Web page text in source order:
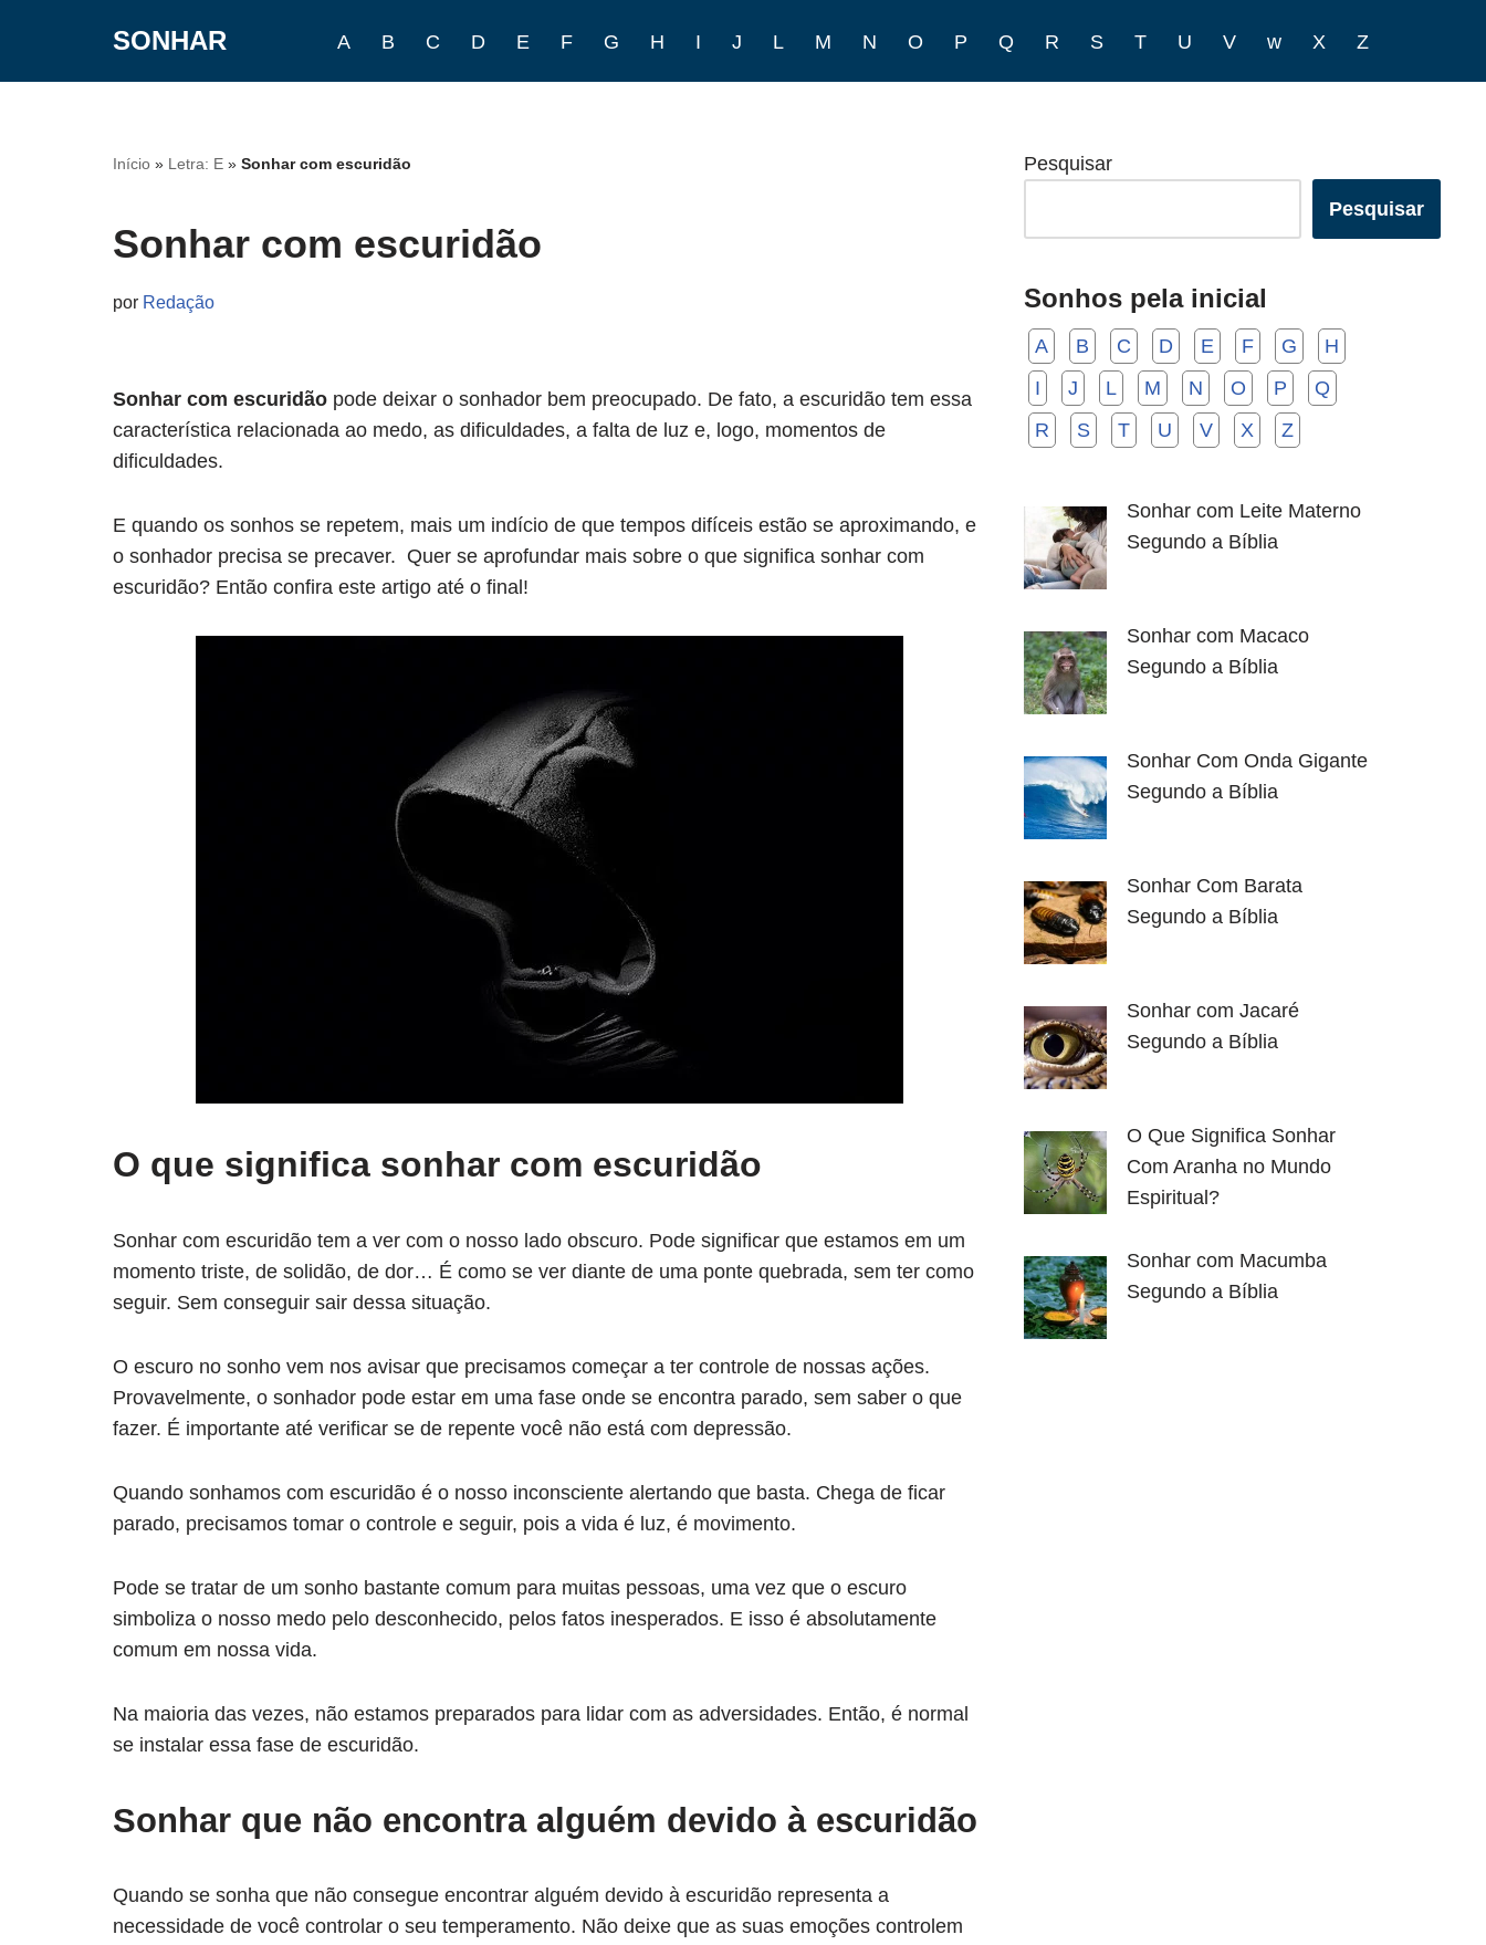
SONHAR A B C D E F G H I J L M N O P Q R S T U V w X Z
Início » Letra: E » Sonhar com escuridão
Sonhar com escuridão
por Redação
Sonhar com escuridão pode deixar o sonhador bem preocupado. De fato, a escuridão tem essa
característica relacionada ao medo, as dificuldades, a falta de luz e, logo, momentos de
dificuldades.
E quando os sonhos se repetem, mais um indício de que tempos difíceis estão se aproximando, e
o sonhador precisa se precaver. Quer se aprofundar mais sobre o que significa sonhar com
escuridão? Então confira este artigo até o final!
O que significa sonhar com escuridão
Sonhar com escuridão tem a ver com o nosso lado obscuro. Pode significar que estamos em um
momento triste, de solidão, de dor… É como se ver diante de uma ponte quebrada, sem ter como
seguir. Sem conseguir sair dessa situação.
O escuro no sonho vem nos avisar que precisamos começar a ter controle de nossas ações.
Provavelmente, o sonhador pode estar em uma fase onde se encontra parado, sem saber o que
fazer. É importante até verificar se de repente você não está com depressão.
Quando sonhamos com escuridão é o nosso inconsciente alertando que basta. Chega de ficar
parado, precisamos tomar o controle e seguir, pois a vida é luz, é movimento.
Pode se tratar de um sonho bastante comum para muitas pessoas, uma vez que o escuro
simboliza o nosso medo pelo desconhecido, pelos fatos inesperados. E isso é absolutamente
comum em nossa vida.
Na maioria das vezes, não estamos preparados para lidar com as adversidades. Então, é normal
se instalar essa fase de escuridão.
Sonhar que não encontra alguém devido à escuridão
Quando se sonha que não consegue encontrar alguém devido à escuridão representa a
necessidade de você controlar o seu temperamento. Não deixe que as suas emoções controlem
Pesquisar
Pesquisar
Sonhos pela inicial
A B C D E F G
H
I
J L M N O P
Q
R
S T U V X Z
Sonhar com Leite Materno
Segundo a Bíblia
Sonhar com Macaco
Segundo a Bíblia
Sonhar Com Onda Gigante
Segundo a Bíblia
Sonhar Com Barata
Segundo a Bíblia
Sonhar com Jacaré
Segundo a Bíblia
O Que Significa Sonhar
Com Aranha no Mundo
Espiritual?
Sonhar com Macumba
Segundo a Bíblia